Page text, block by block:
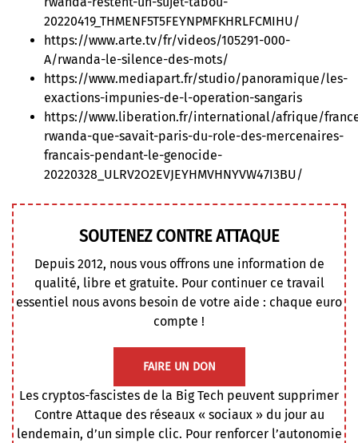
20220419_THMENF5T5FEYNPMFKHRLFCMIHU/
https://www.arte.tv/fr/videos/105291-000-
A/rwanda-le-silence-des-mots/
https://www.mediapart.fr/studio/panoramique/les-
exactions-impunies-de-l-operation-sangaris
https://www.liberation.fr/international/afrique/
rwanda-que-savait-paris-du-role-des-mercenaires-
francais-pendant-le-genocide-
20220328_ULRV2O2EVJEYHMVHNYVW47I3BU/
SOUTENEZ CONTRE ATTAQUE
Depuis 2012, nous vous offrons une information de
qualité, libre et gratuite. Pour continuer ce travail
essentiel nous avons besoin de votre aide : chaque euro
compte !
FAIRE UN DON
Les cryptos-fascistes de la Big Tech peuvent supprimer
Contre Attaque des réseaux « sociaux » du jour au
lendemain, d’un simple clic. Pour renforcer l’autonomie